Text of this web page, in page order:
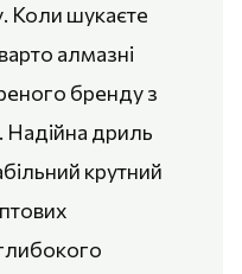
Коли шукаєте
алмазні
бренду з
дриль
крутний